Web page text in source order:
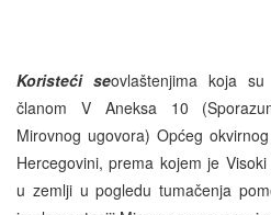
Koristeći seovlaštenjima koja
članom V Aneksa 10
Mirovnog ugovora) Općeg
Hercegovini, prema kojem je
u zemlji u pogledu tumačenja